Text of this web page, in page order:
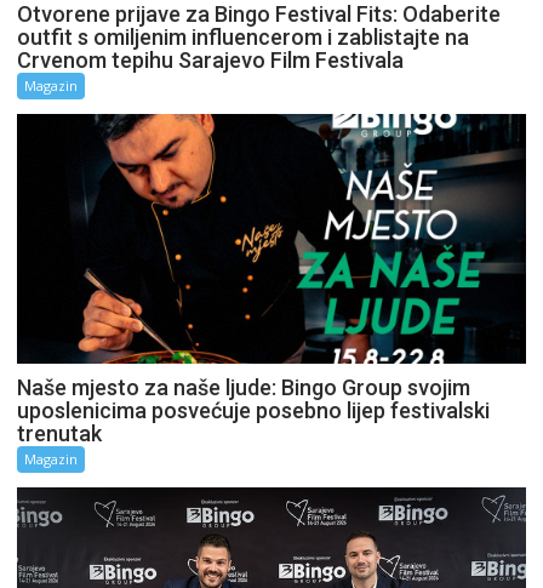
Otvorene prijave za Bingo Festival Fits: Odaberite
outfit s omiljenim influencerom i zablistajte na
Crvenom tepihu Sarajevo Film Festivala
Magazin
Naše mjesto za naše ljude: Bingo Group svojim
uposlenicima posvećuje posebno lijep festivalski
trenutak
Magazin